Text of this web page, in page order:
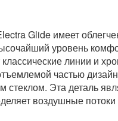
Glide имеет
уровень
линии и
частью
Эта деталь
воздушные потоки